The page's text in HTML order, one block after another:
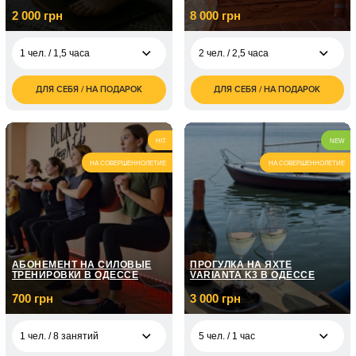
2 000 грн
1 чел. / 1,5 часа
2 000
грн
2 чел. / 1,5 часа
4 000
грн
ДЛЯ СЕБЯ / НА ПОДАРОК
8 000 грн
2 чел. / 2,5 часа
8 000
грн
грн
4 чел. / 4 часа грн
ДЛЯ СЕБЯ / НА ПОДАРОК
HIT
НА СОВЕРШЕННОЛЕТИЕ
АБОНЕМЕНТ НА СИЛОВЫЕ
ТРЕНИРОВКИ В ОДЕССЕ
700 грн
1 чел. / 8 занятий
NEW
НА СОВЕРШЕННОЛЕТИЕ
ПРОГУЛКА НА ЯХТЕ
VARIANTA K3 В ОДЕССЕ
3 000 грн
5 чел. / 1 час